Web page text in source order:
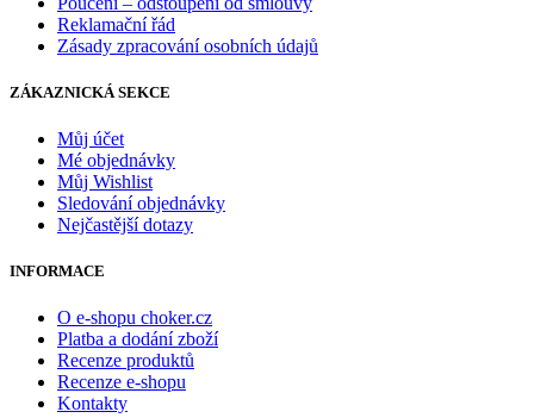
Reklamační řád
Zásady zpracování osobních údajů
ZÁKAZNICKÁ SEKCE
Můj účet
Mé objednávky
Můj Wishlist
Sledování objednávky
Nejčastější dotazy
INFORMACE
O e-shopu choker.cz
Platba a dodání zboží
Recenze produktů
Recenze e-shopu
Kontakty